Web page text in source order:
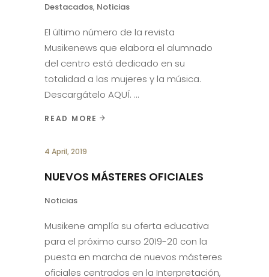
Destacados, Noticias
El último número de la revista
Musikenews que elabora el alumnado
del centro está dedicado en su
totalidad a las mujeres y la música.
Descargátelo AQUÍ.
READ MORE
4 April, 2019
NUEVOS MÁSTERES OFICIALES
Noticias
Musikene amplía su oferta educativa
para el próximo curso 2019-20 con la
puesta en marcha de nuevos másteres
oficiales centrados en la Interpretación,